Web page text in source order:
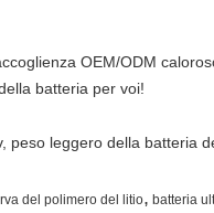
OEM/ODM
batteria per voi!
del polimero del litio, batteria